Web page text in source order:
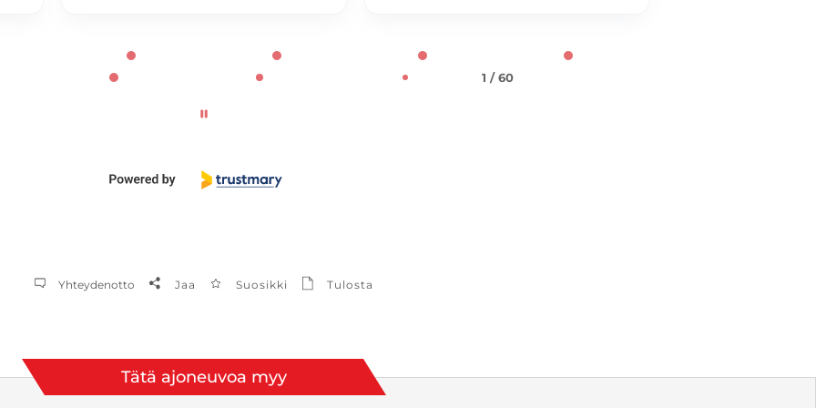
1 / 60
Yhteydenotto Jaa Suosikki Tulosta
Tätä ajoneuvoa myy